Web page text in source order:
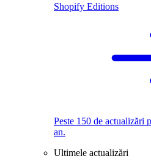
Shopify Editions
Peste 150 de actualizări
an.
Ultimele actualizări